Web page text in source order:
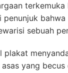
penunjuk
sebuah
plakat
yang becus